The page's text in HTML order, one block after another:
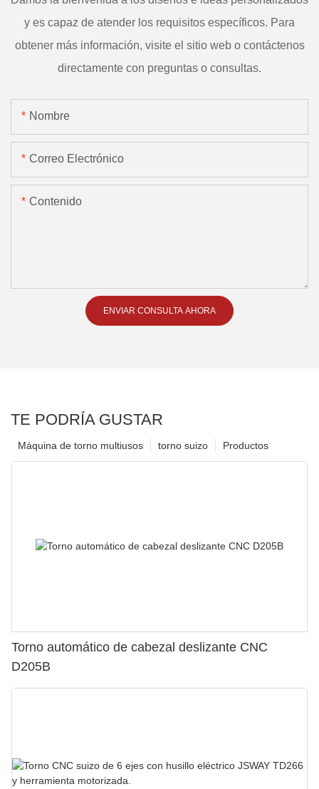
y es capaz de atender los requisitos específicos. Para
obtener más información, visite el sitio web o contáctenos
directamente con preguntas o consultas.
Nombre
Correo Electrónico
Contenido
ENVIAR CONSULTA AHORA
TE PODRÍA GUSTAR
Productos
torno suizo
Máquina de torno multiusos
Torno automático de cabezal deslizante CNC
D205B